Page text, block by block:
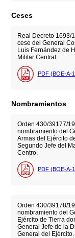
Ceses
Real Decreto 1693/
cese del General
Luis Fernández de
Militar Central.
PDF (BOE-A-
Nombramientos
Orden 430/39177/
nombramiento del
Armas del Ejército
Segundo Jefe del
Centro.
PDF (BOE-A-
Orden 430/39178/
nombramiento del
Ejército de Tierra
General Jefe de la
General del Ejército.